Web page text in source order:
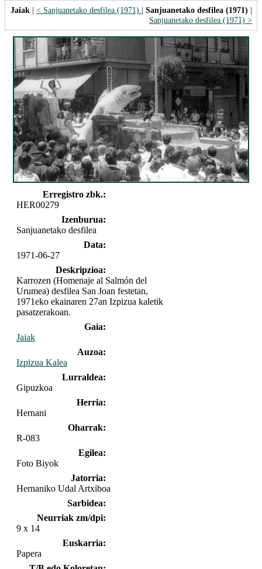
Jaiak | < Sanjuanetako desfilea (1971) | Sanjuanetako desfilea (1971) |
Sanjuanetako desfilea (1971) >
Erregistro zbk.:
HER00279
Izenburua:
Sanjuanetako desfilea
Data:
1971-06-27
Deskripzioa:
Karrozen (Homenaje al Salmón del
Urumea) desfilea San Joan festetan,
1971eko ekainaren 27an Izpizua kaletik
pasatzerakoan.
Gaia:
Jaiak
Auzoa:
Izpizua Kalea
Lurraldea:
Gipuzkoa
Herria:
Hernani
Oharrak:
R-083
Egilea:
Foto Biyok
Jatorria:
Hernaniko Udal Artxiboa
Sarbidea:
Neurriak zm/dpi:
9 x 14
Euskarria:
Papera